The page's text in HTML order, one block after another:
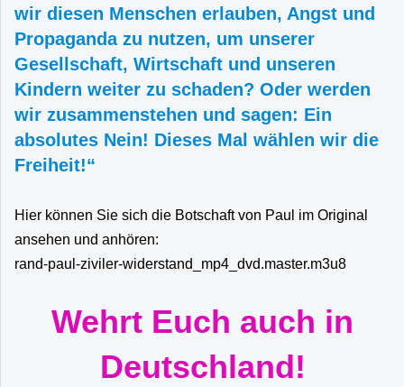
wir diesen Menschen erlauben, Angst und
Propaganda zu nutzen, um unserer
Gesellschaft, Wirtschaft und unseren
Kindern weiter zu schaden? Oder werden
wir zusammenstehen und sagen: Ein
absolutes Nein! Dieses Mal wählen wir die
Freiheit!“
Hier können Sie sich die Botschaft von Paul im Original
ansehen und anhören:
rand-paul-ziviler-widerstand_mp4_dvd.master.m3u8
Wehrt Euch auch in
Deutschland!